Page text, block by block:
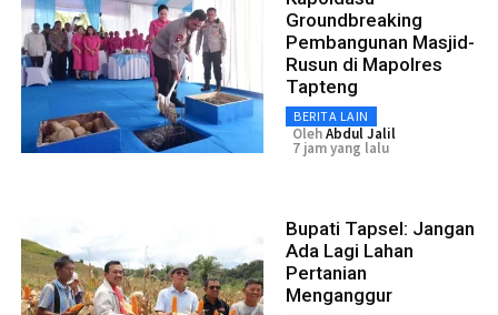
Groundbreaking
Pembangunan Masjid-
Rusun di Mapolres
Tapteng
BERITA LAIN
OlehAbdul Jalil
7 jam yang lalu
Bupati Tapsel: Jangan
Ada Lagi Lahan
Pertanian
Menganggur